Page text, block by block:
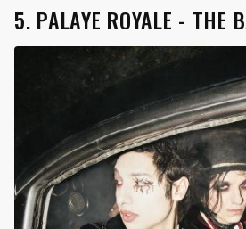
5. PALAYE ROYALE - THE